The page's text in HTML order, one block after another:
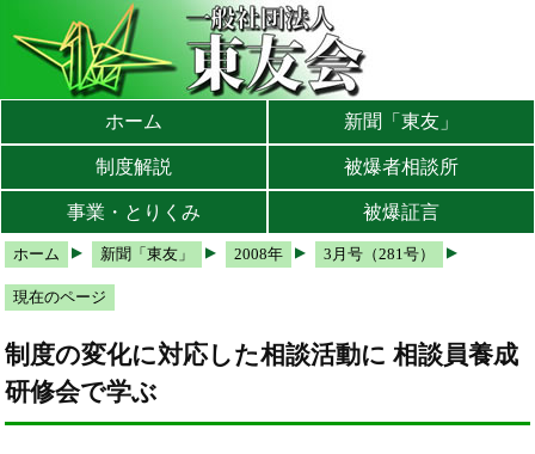
メインメニューへ
サブメニューへ
現在地ナビ（パンくずリスト）へ
ホーム 新聞「東友」
制度解説 被爆者相談所
事業・とりくみ 被爆証言
ホーム 新聞「東友」 2008年 3月号（281号）
現在のページ
制度の変化に対応した相談活動に 相談員養成
研修会で学ぶ